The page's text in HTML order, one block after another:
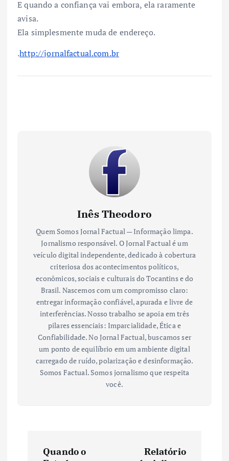
E quando a confiança vai embora, ela raramente
avisa.
Ela simplesmente muda de endereço.
.http://jornalfactual.com.br
Inês Theodoro
Quem Somos Jornal Factual — Informação limpa.
Jornalismo responsável. O Jornal Factual é um
veículo digital independente, dedicado à cobertura
criteriosa dos acontecimentos políticos,
econômicos, sociais e culturais do Tocantins e do
Brasil. Nascemos com um compromisso claro:
entregar informação confiável, apurada e livre de
interferências. Nosso trabalho se apoia em três
pilares essenciais: Imparcialidade, Ética e
Confiabilidade. No Jornal Factual, buscamos ser
um ponto de equilíbrio em um ambiente digital
carregado de ruído, polarização e desinformação.
Somos Factual. Somos jornalismo que respeita
você.
Quando o
Relatório